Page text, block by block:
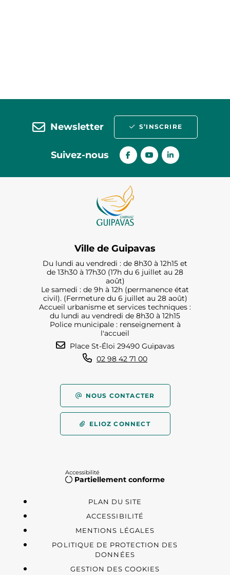
Newsletter S’INSCRIRE
Suivez-nous
Ville de Guipavas
Du lundi au vendredi : de 8h30 à 12h15 et
de 13h30 à 17h30 (17h du 6 juillet au 28
août)
Le samedi : de 9h à 12h (permanence état
civil). (Fermeture du 6 juillet au 28 août)
Accueil urbanisme et services techniques :
du lundi au vendredi de 8h30 à 12h15
Police municipale : renseignement à
l'accueil
Place St-Éloi 29490 Guipavas
02 98 42 71 00
NOUS CONTACTER
ELIOZ CONNECT
Accessibilité
Partiellement conforme
PLAN DU SITE
ACCESSIBILITÉ
MENTIONS LÉGALES
POLITIQUE DE PROTECTION DES
DONNÉES
GESTION DES COOKIES